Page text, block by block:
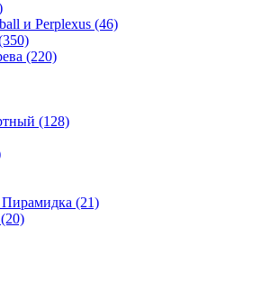
и Perplexus (46)
(220)
(128)
(21)
(20)